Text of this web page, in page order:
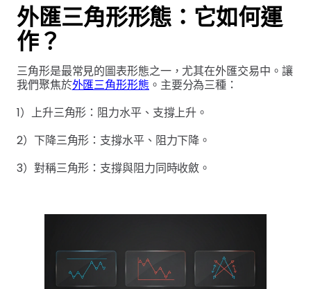
外匯三角形形態：它如何運
作？
三角形是最常見的圖表形態之一，尤其在外匯交易中。讓
我們聚焦於外匯三角形形態 。主要分為三種：
1）上升三角形：阻力水平、支撐上升。
2）下降三角形：支撐水平、阻力下降。
3）對稱三角形：支撐與阻力同時收斂。